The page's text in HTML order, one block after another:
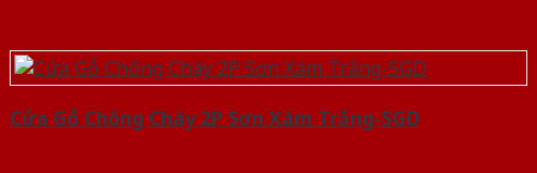
Cửa Gỗ Chống Cháy 2P Sơn Xám Trắng-SGD